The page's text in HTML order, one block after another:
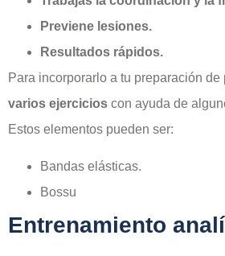
Previene lesiones.
Resultados rápidos.
Para incorporarlo a tu preparación de
varios ejercicios con ayuda de
Estos elementos pueden ser:
Bandas elásticas.
Bossu
Entrenamiento